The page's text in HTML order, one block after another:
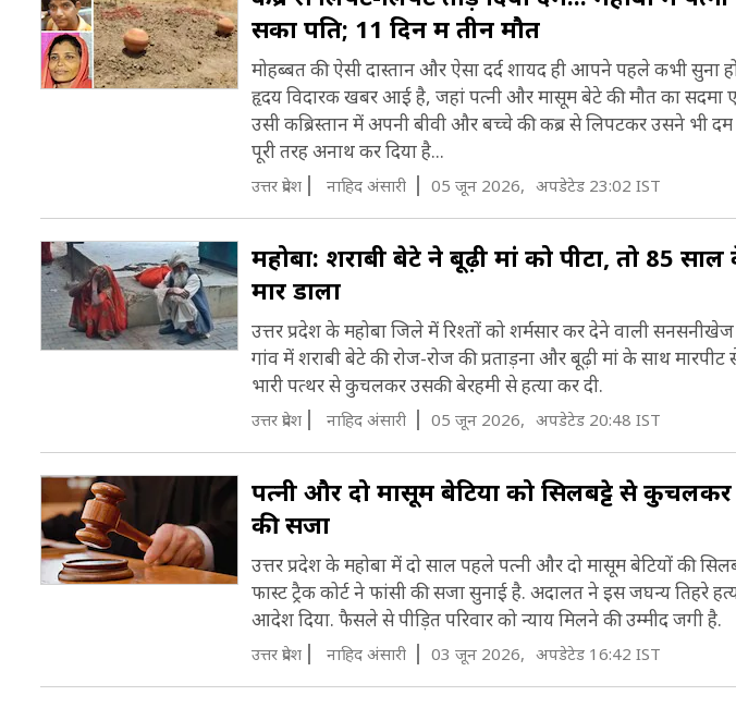
सका पति; 11 दिन में तीन मौतें
मोहब्बत की ऐसी दास्तान और ऐसा दर्द शायद ही आपने पहले कभी सुना
हृदय विदारक खबर आई है, जहां पत्नी और मासूम बेटे की मौत का सदमा
उसी कब्रिस्तान में अपनी बीवी और बच्चे की कब्र से लिपटकर उसने भी दम
पूरी तरह अनाथ कर दिया है...
उत्तर प्रदेश नाह‍िद अंसारी 05 जून 2026, अपडेटेड 23:02 IST
महोबा: शराबी बेटे ने बूढ़ी मां को पीटा, तो 85
मार डाला
उत्तर प्रदेश के महोबा जिले में रिश्तों को शर्मसार कर देने वाली
गांव में शराबी बेटे की रोज-रोज की प्रताड़ना और बूढ़ी मां के साथ
भारी पत्थर से कुचलकर उसकी बेरहमी से हत्या कर दी.
उत्तर प्रदेश नाह‍िद अंसारी 05 जून 2026, अपडेटेड 20:48 IST
पत्नी और दो मासूम बेटियों को सिलबट्टे से कुचलकर
की सजा
उत्तर प्रदेश के महोबा में दो साल पहले पत्नी और दो मासूम बेटियों की
फास्ट ट्रैक कोर्ट ने फांसी की सजा सुनाई है. अदालत ने इस जघन्य तिहरे
आदेश दिया. फैसले से पीड़ित परिवार को न्याय मिलने की उम्मीद जगी है.
उत्तर प्रदेश नाह‍िद अंसारी 03 जून 2026, अपडेटेड 16:42 IST